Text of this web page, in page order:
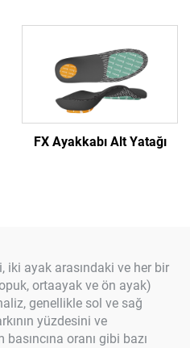
FX Ayakkabı Alt Yatağı
iki ayak arasındaki ve her bir
ortaayak ve ön ayak)
genellikle sol ve sağ
yüzdesini ve
oranı gibi bazı